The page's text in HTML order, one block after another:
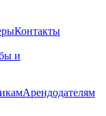
Контакты
и
Арендодателям